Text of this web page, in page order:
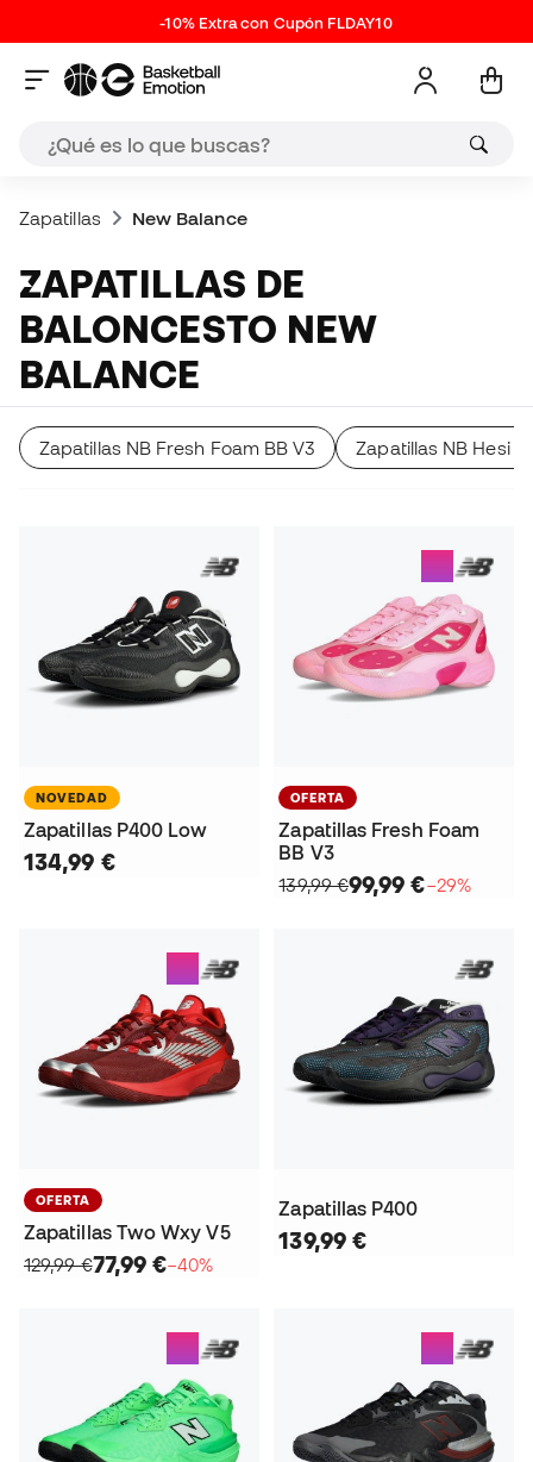
-10% Extra con Cupón FLDAY10
Zapatillas New Balance
ZAPATILLAS DE
BALONCESTO NEW
BALANCE
Zapatillas NB Fresh Foam BB V3 Zapatillas NB Hesi
NOVEDAD
Zapatillas P400 Low
134,99 €
OFERTA
Zapatillas Fresh Foam
BB V3
139,99 €99,99 €−29%
OFERTA
Zapatillas Two Wxy V5
129,99 €77,99 €−40%
Zapatillas P400
139,99 €